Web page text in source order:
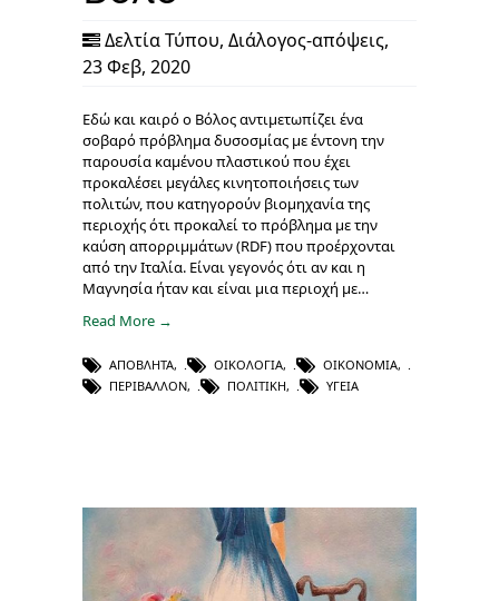
Δελτία Τύπου, Διάλογος-απόψεις,
23 Φεβ, 2020
Εδώ και καιρό ο Βόλος αντιμετωπίζει ένα
σοβαρό πρόβλημα δυσοσμίας με έντονη την
παρουσία καμένου πλαστικού που έχει
προκαλέσει μεγάλες κινητοποιήσεις των
πολιτών, που κατηγορούν βιομηχανία της
περιοχής ότι προκαλεί το πρόβλημα με την
καύση απορριμμάτων (RDF) που προέρχονται
από την Ιταλία. Είναι γεγονός ότι αν και η
Μαγνησία ήταν και είναι μια περιοχή με…
Read More →
ΑΠΌΒΛΗΤΑ, ΟΙΚΟΛΟΓΊΑ, ΟΙΚΟΝΟΜΊΑ,
ΠΕΡΙΒΆΛΛΟΝ, ΠΟΛΙΤΙΚΉ, ΥΓΕΊΑ